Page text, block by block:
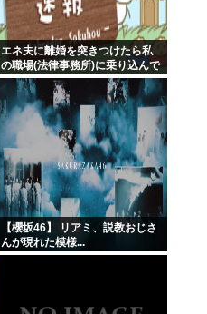
エネ夫に離婚を突きつけたら私
の職場(法律事務所)に乗り込んで
きた 堂々と「離婚の法律相談で
す。母の薦めでこちらに参りま
した」と言っているが、...
【櫻坂46】 リアミ、説教おじさ
んが現れた模様...